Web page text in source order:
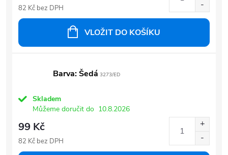
82 Kč bez DPH
VLOŽIT DO KOŠÍKU
Barva: Šedá 3273/ED
Skladem
Můžeme doručit do 10.8.2026
99 Kč
82 Kč bez DPH